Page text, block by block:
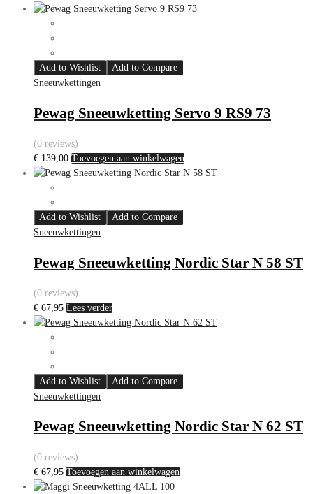
Add to Wishlist
Add to Compare
Sneeuwkettingen
Pewag Sneeuwketting Servo 9 RS9 73
(0 reviews)
€ 139,00 Toevoegen aan winkelwagen
Add to Wishlist
Add to Compare
Sneeuwkettingen
Pewag Sneeuwketting Nordic Star N 58 ST
(0 reviews)
€ 67,95 Lees verder
Add to Wishlist
Add to Compare
Sneeuwkettingen
Pewag Sneeuwketting Nordic Star N 62 ST
(0 reviews)
€ 67,95 Toevoegen aan winkelwagen